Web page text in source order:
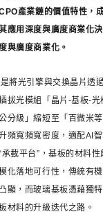
產業鏈的價值特性，
應用深度與廣度商業化
與廣度商業化。
將光引擎與交換晶片透
拔光模組「晶片-基板-
分級」縮短至「百微米
頻寬頻寬密度，適配AI
載平台”，基板的材料
化落地可行性，傳統有
顯，而玻璃基板憑藉獨
材料的升級迭代之路。